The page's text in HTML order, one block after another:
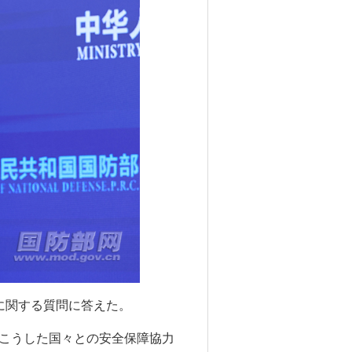
する質問に答えた。
うした国々との安全保障協力